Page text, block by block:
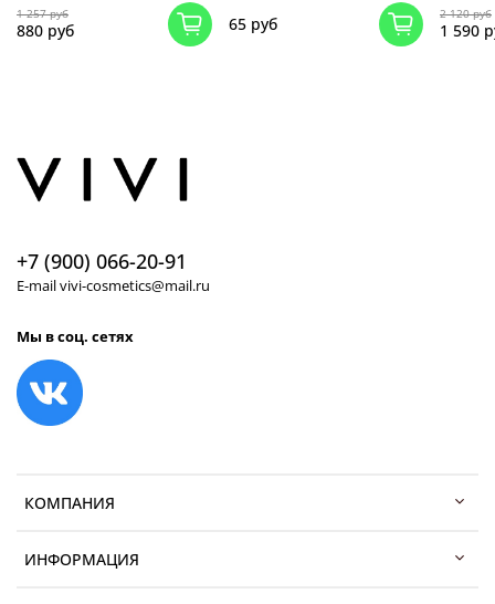
1 257 руб
880 руб 65 руб 2 120 руб
1 590
КОМПАНИЯ
ИНФОРМАЦИЯ
+7 (900) 066-20-91
E-mail vivi-cosmetics@mail.ru
Мы в соц. сетях